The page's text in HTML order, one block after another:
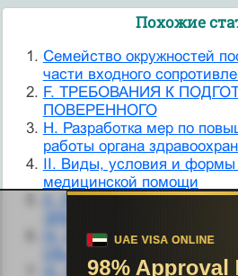
Похожие
Cемейство окружностей
части входного
F. ТРЕБОВАНИЯ К
ПОВЕРЕННОГО
H. Разработка мер по
работы органа
II. Виды, условия и формы
медицинской помощи
II. ДВИЖЕНИЕ
III. Библиографическое
Общие требования и
III. Медицинская